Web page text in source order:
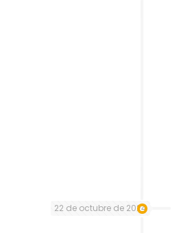
22 de octubre de 2024